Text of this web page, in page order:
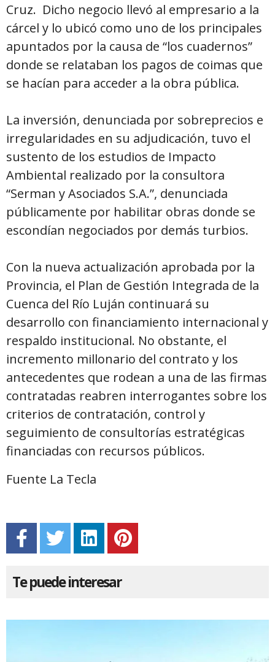
Cruz. Dicho negocio llevó al empresario a la
cárcel y lo ubicó como uno de los principales
apuntados por la causa de “los cuadernos”
donde se relataban los pagos de coimas que
se hacían para acceder a la obra pública.
La inversión, denunciada por sobreprecios e
irregularidades en su adjudicación, tuvo el
sustento de los estudios de Impacto
Ambiental realizado por la consultora
“Serman y Asociados S.A.”, denunciada
públicamente por habilitar obras donde se
escondían negociados por demás turbios.
Con la nueva actualización aprobada por la
Provincia, el Plan de Gestión Integrada de la
Cuenca del Río Luján continuará su
desarrollo con financiamiento internacional y
respaldo institucional. No obstante, el
incremento millonario del contrato y los
antecedentes que rodean a una de las firmas
contratadas reabren interrogantes sobre los
criterios de contratación, control y
seguimiento de consultorías estratégicas
financiadas con recursos públicos.
Fuente La Tecla
Te puede interesar